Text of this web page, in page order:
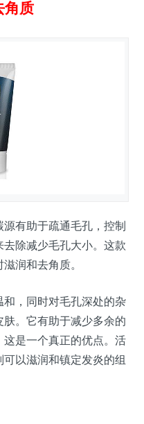
角质
有助于疏通毛孔，控制
除减少毛孔大小。这款
润和去角质。
，同时对毛孔深处的杂
。它有助于减少多余的
是一个真正的优点。活
以滋润和镇定发炎的组